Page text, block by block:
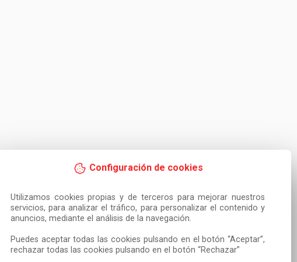
Configuración de cookies
Utilizamos cookies propias y de terceros para mejorar nuestros
servicios, para analizar el tráfico, para personalizar el contenido y
anuncios, mediante el análisis de la navegación.
Puedes aceptar todas las cookies pulsando en el botón “Aceptar”,
rechazar todas las cookies pulsando en el botón “Rechazar”